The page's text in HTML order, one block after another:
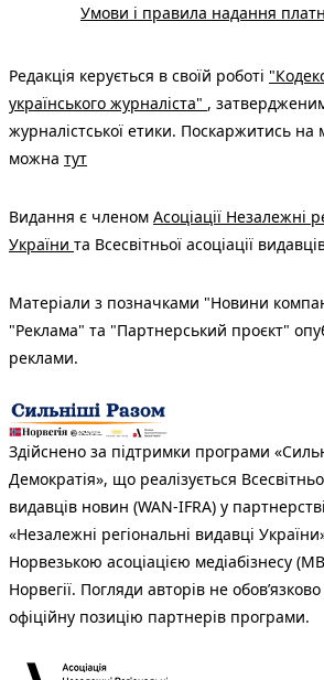
Умови і правила надання
Редакція керується в своїй роботі
українського журналіста" ,
журналістської етики. Поскаржитись на
можна тут
Видання є членом Асоціації Незалежні
України та Всесвітньої асоціації
Матеріали з позначками "Новини
"Реклама" та "Партнерський проєкт"
реклами.
Здійснено за підтримки програми
Демократія», що реалізується
видавців новин (WAN-IFRA) у
«Незалежні регіональні видавці
Норвезькою асоціацією медіабізнесу
Норвегії. Погляди авторів не
офіційну позицію партнерів програми.